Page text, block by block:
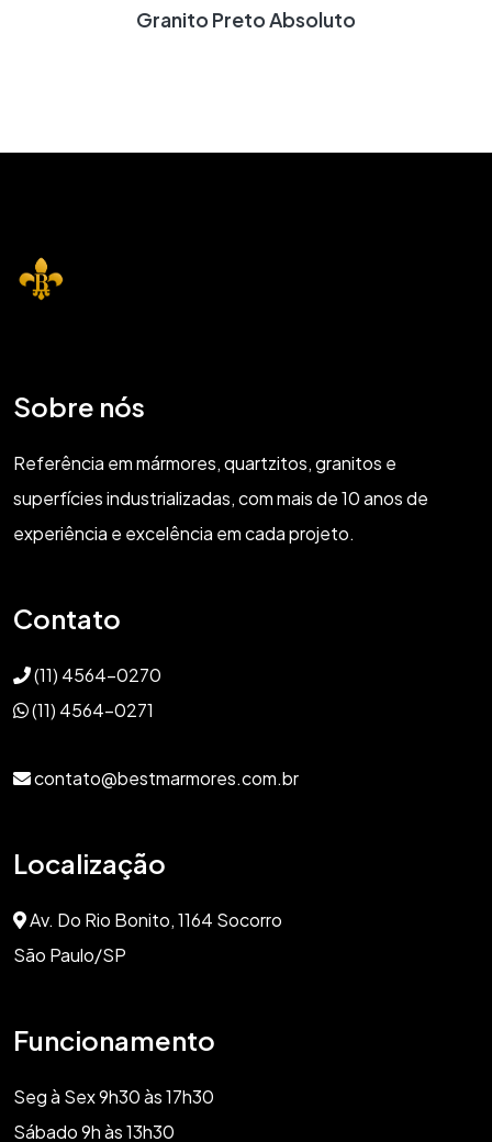
Granito Preto Absoluto
Sobre nós
Referência em mármores, quartzitos, granitos e
superfícies industrializadas, com mais de 10 anos de
experiência e excelência em cada projeto.
Contato
(11) 4564-0270
(11) 4564-0271
contato@bestmarmores.com.br
Localização
Av. Do Rio Bonito, 1164 Socorro
São Paulo/SP
Funcionamento
Seg à Sex 9h30 às 17h30
Sábado 9h às 13h30